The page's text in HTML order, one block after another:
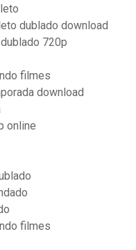
dublado download
720p
filmes
download
online
filmes